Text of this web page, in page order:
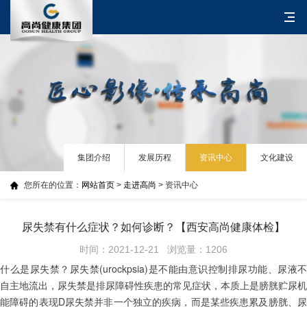
您所在的位置： 网站首页 > 走进高尚 > 资讯中心
集团介绍 发展历程 资讯中心 文化建设
尿失禁有什么症状？如何诊断？【西安高尚健康体检】
时间：2021-12-21 浏览量：1206
什么是尿失禁？尿失禁(urockpsia)是不能由意识控制排尿功能、尿液不
自主地流出，尿失禁是排尿障碍性疾患的常见症状，本质上是膀胱贮尿机
能障碍的表现D尿失禁并非一个独立的疾病，而是某些疾患累及膀胱、尿